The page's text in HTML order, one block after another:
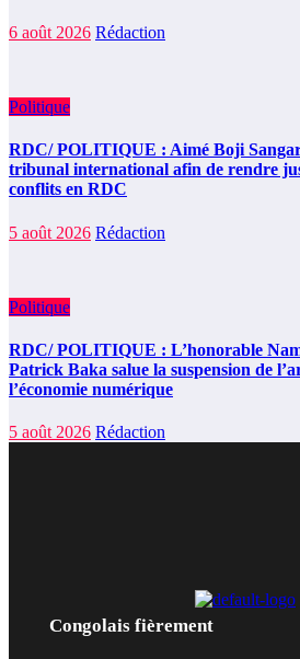
6 août 2026 Rédaction
Politique
RDC/ POLITIQUE : Aimé Boji
tribunal international afin de rendre
conflits en RDC
5 août 2026 Rédaction
Politique
RDC/ POLITIQUE : L’honorable
Patrick Baka salue la suspension de
l’économie numérique
5 août 2026 Rédaction
Congolais fièrement